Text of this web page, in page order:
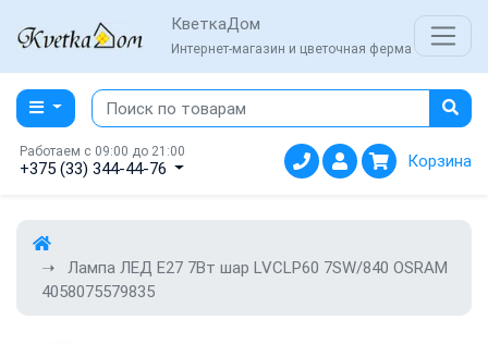
КветкаДом
Интернет-магазин и цветочная ферма
Работаем с 09:00 до 21:00
+375 (33) 344-44-76 Корзина
Лампа ЛЕД E27 7Вт шар LVCLP60 7SW/840 OSRAM
4058075579835